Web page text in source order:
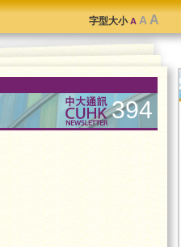
字型大小A A A
394